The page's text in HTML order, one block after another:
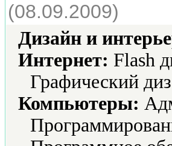
(08.09.2009)
Дизайн и
Интернет: Flash
Графический
Компьютеры: